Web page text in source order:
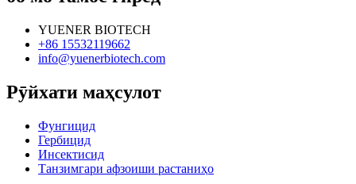
YUENER BIOTECH
+86 15532119662
info@yuenerbiotech.com
Рӯйхати маҳсулот
Фунгицид
Гербицид
Инсектисид
Танзимгари афзоиши растаниҳо